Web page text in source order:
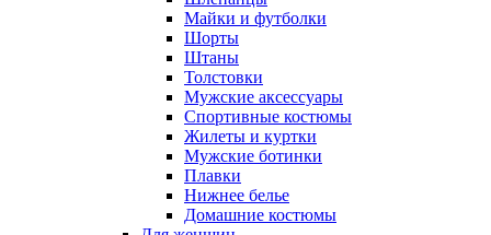
Майки и футболки
Шорты
Штаны
Толстовки
Мужские аксессуары
Спортивные костюмы
Жилеты и куртки
Мужские ботинки
Плавки
Нижнее белье
Домашние костюмы